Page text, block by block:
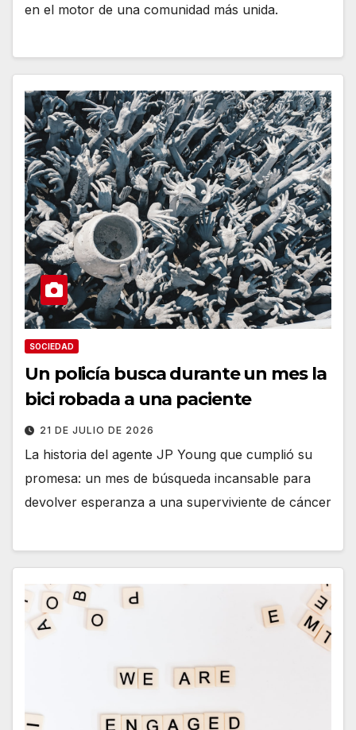
en el motor de una comunidad más unida.
SOCIEDAD
Un policía busca durante un mes la
bici robada a una paciente
21 DE JULIO DE 2026
La historia del agente JP Young que cumplió su
promesa: un mes de búsqueda incansable para
devolver esperanza a una superviviente de cáncer